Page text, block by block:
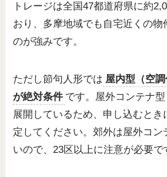
トレージは全国47都道府県に約
おり、多摩地域でも自宅近くの物
のが強みです。
ただし節句人形では 屋内型（空
が絶対条件 です。屋外コンテナ
展開しているため、申し込むとき
定してください。郊外は屋外コン
いので、23区以上に注意が必要で